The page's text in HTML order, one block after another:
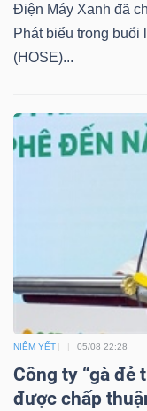
Điện Máy Xanh đã
Phát biểu trong buổi
(HOSE)...
NIÊM YẾT 05/08 22:28
Công ty “gà đẻ
được chấp
TRUY
XUẤT
Ngành
NĂNG
LƯỢNG